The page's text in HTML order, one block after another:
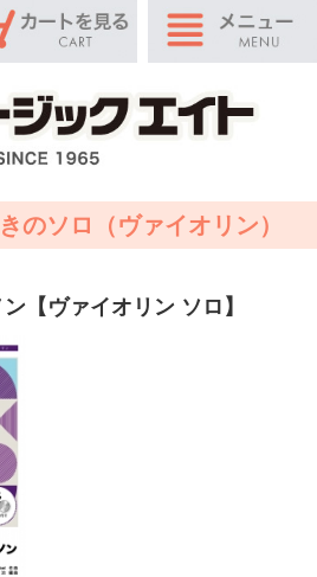
のソロ（ヴァイオリン）
【ヴァイオリン ソロ】